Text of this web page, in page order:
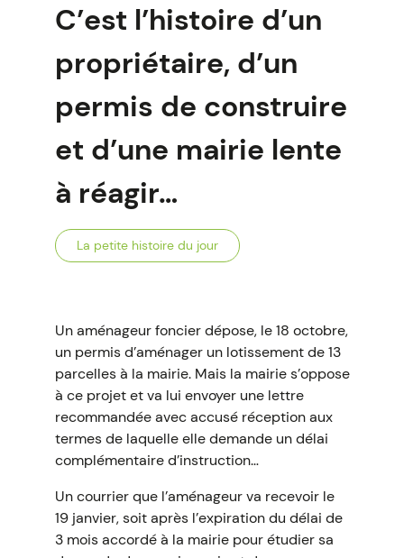
C’est l’histoire d’un
propriétaire, d’un
permis de construire
et d’une mairie lente
à réagir…
La petite histoire du jour
Un aménageur foncier dépose, le 18 octobre,
un permis d’aménager un lotissement de 13
parcelles à la mairie. Mais la mairie s’oppose
à ce projet et va lui envoyer une lettre
recommandée avec accusé réception aux
termes de laquelle elle demande un délai
complémentaire d’instruction…
Un courrier que l’aménageur va recevoir le
19 janvier, soit après l’expiration du délai de
3 mois accordé à la mairie pour étudier sa